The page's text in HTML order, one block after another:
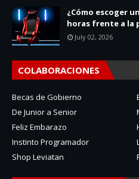
¿Cómo escoger
horas frente a la
July 02, 2026
COLABORACIONES
Becas de Gobierno
De Junior a Senior
Feliz Embarazo
Instinto Programador
Shop Leviatan